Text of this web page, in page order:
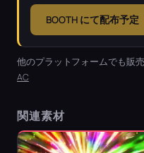
BOOTH にて配布予定
他のプラットフォームでも販
AC
関連素材